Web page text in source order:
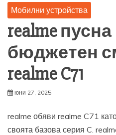
Мобилни устройства
realme
бюджетен
realme C71
юни 27, 2025
realme обяви realme C71
своята базова серия C.